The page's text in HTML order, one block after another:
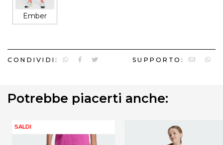
Ember
CONDIVIDI: SUPPORTO:
Potrebbe piacerti anche:
SALDI